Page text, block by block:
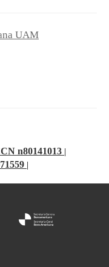
UAM
n80141013